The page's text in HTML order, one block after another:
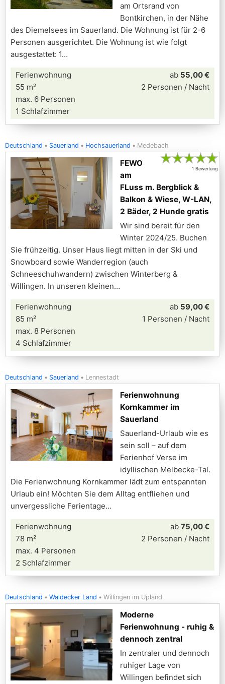
am Ortsrand von
Bontkirchen, in der Nähe
des Diemelsees im Sauerland. Die Wohnung ist für 2-6
Personen ausgerichtet. Die Wohnung ist wie folgt
ausgestattet: 1
Ferienwohnung
55 m²
max. 6 Personen
1 Schlafzimmer
ab 55,00 €
2 Personen / Nacht
Deutschland Sauerland Hochsauerland Medebach
★★★★★
1 Bewertung
FEWO
am
FLuss m. Bergblick &
Balkon & Wiese, W-LAN,
2 Bäder, 2 Hunde gratis
Wir sind bereit für den
Winter 2024/25. Buchen
Sie frühzeitig. Unser Haus liegt mitten in der Ski und
Snowboard sowie Wanderregion (auch
Schneeschuhwandern) zwischen Winterberg &
Willingen. In unseren kleinen
Ferienwohnung
85 m²
max. 8 Personen
4 Schlafzimmer
ab 59,00 €
1 Personen / Nacht
Deutschland Sauerland Lennestadt
Ferienwohnung
Kornkammer im
Sauerland
Sauerland-Urlaub wie es
sein soll – auf dem
Ferienhof Verse im
idyllischen Melbecke-Tal.
Die Ferienwohnung Kornkammer lädt zum entspannten
Urlaub ein! Möchten Sie dem Alltag entfliehen und
unvergessliche Ferientage
Ferienwohnung
78 m²
max. 4 Personen
2 Schlafzimmer
ab 75,00 €
2 Personen / Nacht
Deutschland Waldecker Land Willingen im Upland
Moderne
Ferienwohnung - ruhig &
dennoch zentral
In zentraler und dennoch
ruhiger Lage von
Willingen befindet sich